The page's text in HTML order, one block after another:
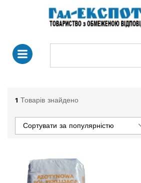
1 Товарів знайдено
Сортувати за популярністю